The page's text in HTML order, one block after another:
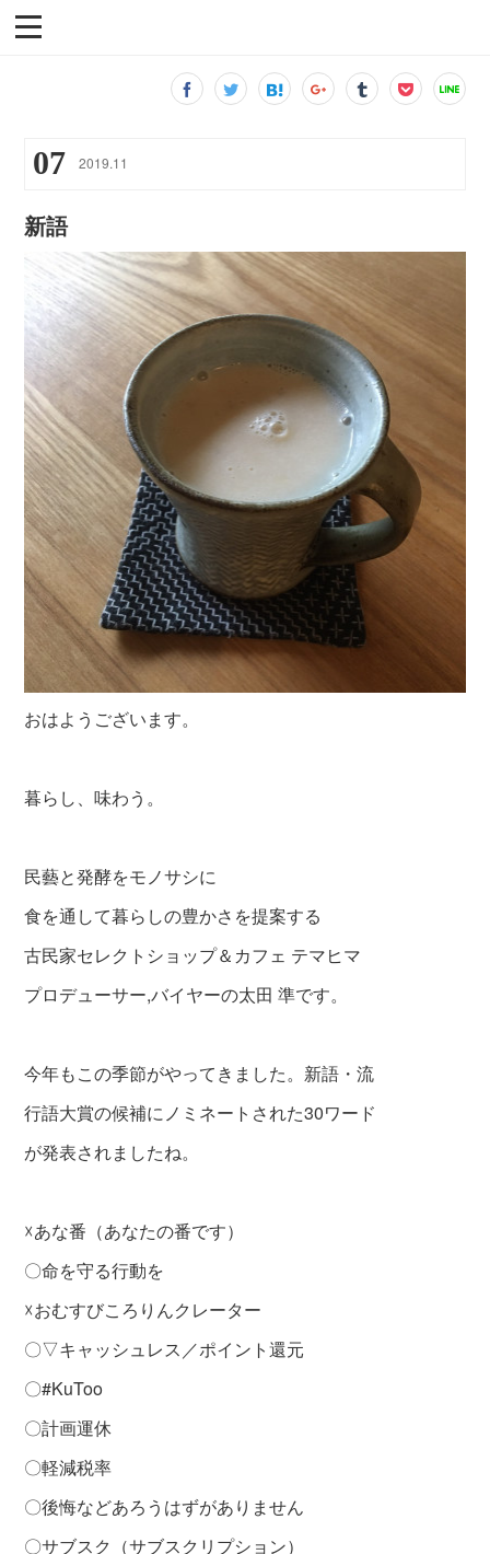
07 2019.11
新語
おはようございます。
暮らし、味わう。
民藝と発酵をモノサシに
食を通して暮らしの豊かさを提案する
古民家セレクトショップ＆カフェ テマヒマ
プロデューサー,バイヤーの太田 準です。
今年もこの季節がやってきました。新語・流
行語大賞の候補にノミネートされた30ワード
が発表されましたね。
☓あな番（あなたの番です）
〇命を守る行動を
☓おむすびころりんクレーター
〇▽キャッシュレス／ポイント還元
〇#KuToo
〇計画運休
〇軽減税率
〇後悔などあろうはずがありません
〇サブスク（サブスクリプション）